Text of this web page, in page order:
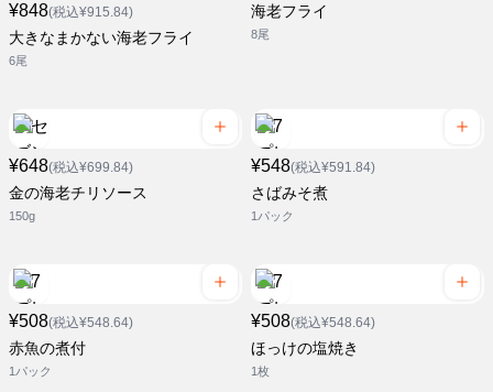
¥848(税込¥915.84)
大きなまかない海老フライ
6尾
海老フライ
8尾
¥648(税込¥699.84)
金の海老チリソース
150g
¥548(税込¥591.84)
さばみそ煮
1パック
¥508(税込¥548.64)
赤魚の煮付
1パック
¥508(税込¥548.64)
ほっけの塩焼き
1枚